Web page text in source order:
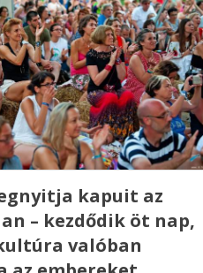
kapuit az
– kezdődik öt nap,
valóban